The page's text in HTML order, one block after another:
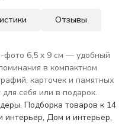
Отзывы
фото 6,5 x 9 см — удобный
в компактном
карточек и памятных
себя или в подарок.
, Подборка товаров к 14
интерьер, Дом и интерьер,